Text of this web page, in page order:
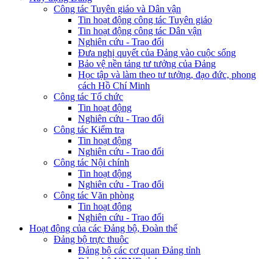
Công tác Tuyên giáo và Dân vận
Tin hoạt động công tác Tuyên giáo
Tin hoạt động công tác Dân vận
Nghiên cứu - Trao đổi
Đưa nghị quyết của Đảng vào cuộc sống
Bảo vệ nền tảng tư tưởng của Đảng
Học tập và làm theo tư tưởng, đạo đức, phong
cách Hồ Chí Minh
Công tác Tổ chức
Tin hoạt động
Nghiên cứu - Trao đổi
Công tác Kiểm tra
Tin hoạt động
Nghiên cứu - Trao đổi
Công tác Nội chính
Tin hoạt động
Nghiên cứu - Trao đổi
Công tác Văn phòng
Tin hoạt động
Nghiên cứu - Trao đổi
Hoạt động của các Đảng bộ, Đoàn thể
Đảng bộ trực thuộc
Đảng bộ các cơ quan Đảng tỉnh